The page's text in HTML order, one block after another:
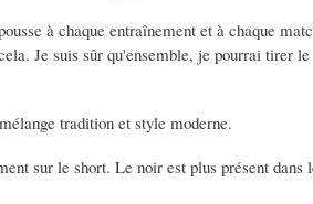
à chaque entraînement et à chaque
Je suis sûr qu'ensemble, je pourrai tirer le
tradition et style moderne.
sur le short. Le noir est plus présent dans